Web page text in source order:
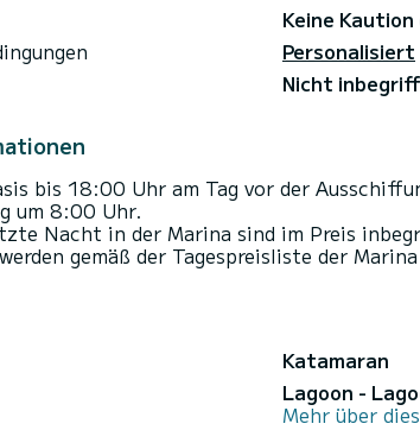
Keine
Personalisiert
Nicht
bis 18:00 Uhr am Tag vor der
um 8:00 Uhr.
Nacht in der Marina sind im Preis
gemäß der Tagespreisliste der
Katamaran
Lagoon -
Mehr über